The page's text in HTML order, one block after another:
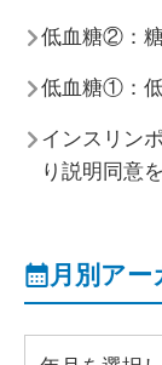
低血糖②：
低血糖①：
インスリン
り説明同意
月別ア